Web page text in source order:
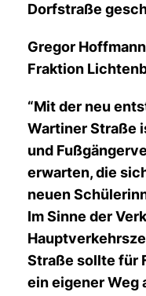
Dorfstraße
Gregor
Fraktion
“Mit der neu
Wartiner Straße
und
erwarten, die
neuen
Im Sinne der
Straße sollte für
ein eigener Weg